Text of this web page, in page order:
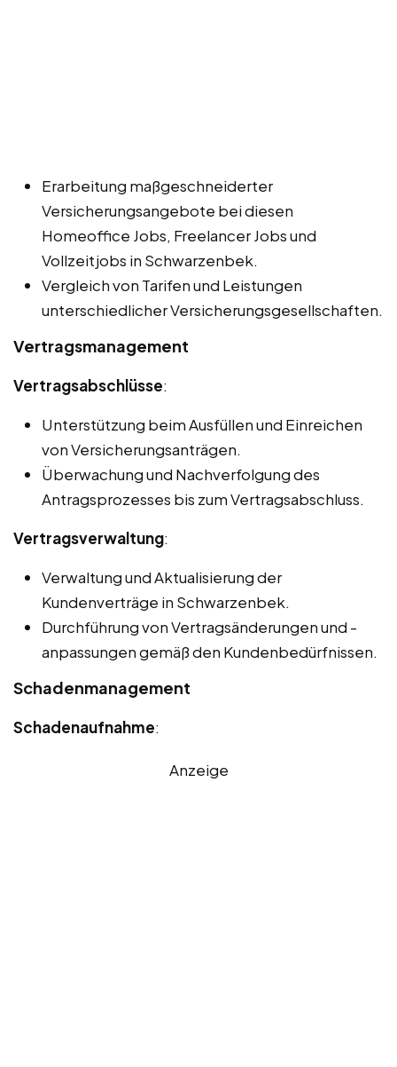
Erarbeitung maßgeschneiderter
Versicherungsangebote bei diesen
Homeoffice Jobs, Freelancer Jobs und
Vollzeitjobs in Schwarzenbek.
Vergleich von Tarifen und Leistungen
unterschiedlicher Versicherungsgesellschaften.
Vertragsmanagement
Vertragsabschlüsse:
Unterstützung beim Ausfüllen und Einreichen
von Versicherungsanträgen.
Überwachung und Nachverfolgung des
Antragsprozesses bis zum Vertragsabschluss.
Vertragsverwaltung:
Verwaltung und Aktualisierung der
Kundenverträge in Schwarzenbek.
Durchführung von Vertragsänderungen und -
anpassungen gemäß den Kundenbedürfnissen.
Schadenmanagement
Schadenaufnahme:
Anzeige